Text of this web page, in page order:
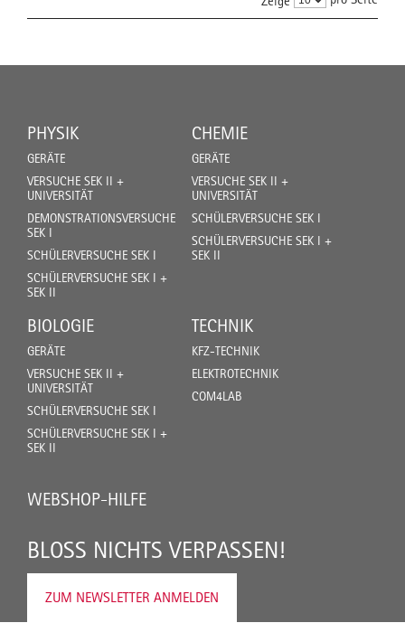
PHYSIK
GERÄTE
VERSUCHE SEK II +
UNIVERSITÄT
DEMONSTRATIONSVERSUCHE
SEK I
SCHÜLERVERSUCHE SEK I
SCHÜLERVERSUCHE SEK I +
SEK II
CHEMIE
GERÄTE
VERSUCHE SEK II +
UNIVERSITÄT
SCHÜLERVERSUCHE SEK I
SCHÜLERVERSUCHE SEK I +
SEK II
BIOLOGIE
GERÄTE
VERSUCHE SEK II +
UNIVERSITÄT
SCHÜLERVERSUCHE SEK I
SCHÜLERVERSUCHE SEK I +
SEK II
TECHNIK
KFZ-TECHNIK
ELEKTROTECHNIK
COM4LAB
WEBSHOP-HILFE
BLOSS NICHTS VERPASSEN!
ZUM NEWSLETTER ANMELDEN